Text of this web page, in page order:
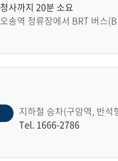
청사까지 20분 소요
오송역 정류장에서 BRT 버스
지하철 승차(구암역, 반
Tel. 1666-2786